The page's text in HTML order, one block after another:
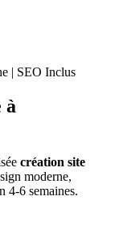
| SEO Inclus
à
création site
moderne,
4-6 semaines.